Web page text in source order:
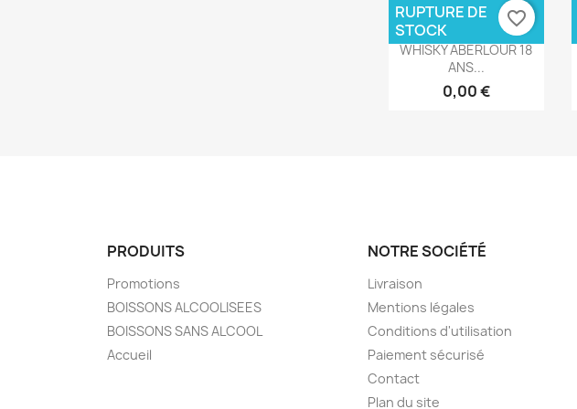
Aperçu rapide
WHISKY ABERLOUR 18
ANS...
0,00 €
RUPTURE DE
STOCK
favorite_border
PRODUITS
Promotions
BOISSONS ALCOOLISEES
BOISSONS SANS ALCOOL
Accueil
NOTRE SOCIÉTÉ
Livraison
Mentions légales
Conditions d'utilisation
Paiement sécurisé
Contact
Plan du site